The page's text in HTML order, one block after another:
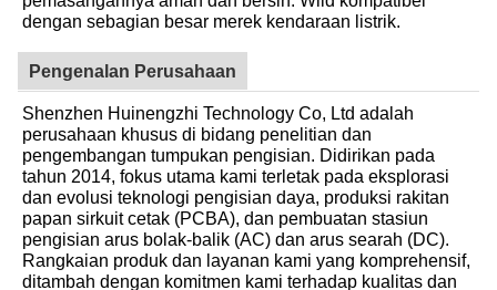
dengan sebagian besar merek kendaraan listrik.
Pengenalan Perusahaan
Shenzhen Huinengzhi Technology Co, Ltd adalah
perusahaan khusus di bidang penelitian dan
pengembangan tumpukan pengisian. Didirikan pada
tahun 2014, fokus utama kami terletak pada eksplorasi
dan evolusi teknologi pengisian daya, produksi rakitan
papan sirkuit cetak (PCBA), dan pembuatan stasiun
pengisian arus bolak-balik (AC) dan arus searah (DC).
Rangkaian produk dan layanan kami yang komprehensif,
ditambah dengan komitmen kami terhadap kualitas dan